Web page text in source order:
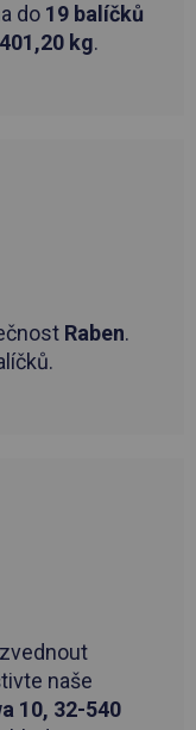
do 19 balíčků
401,20 kg.
Raben.
naše
10, 32-540